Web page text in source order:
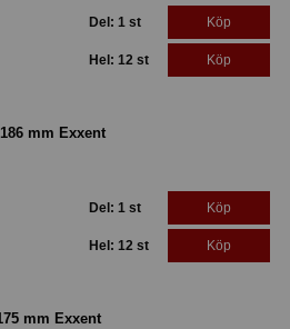
Del: 1 st Köp
Hel: 12 st Köp
mm Exxent
Del: 1 st Köp
Hel: 12 st Köp
mm Exxent